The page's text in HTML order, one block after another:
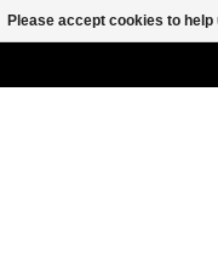
Please accept cookies to